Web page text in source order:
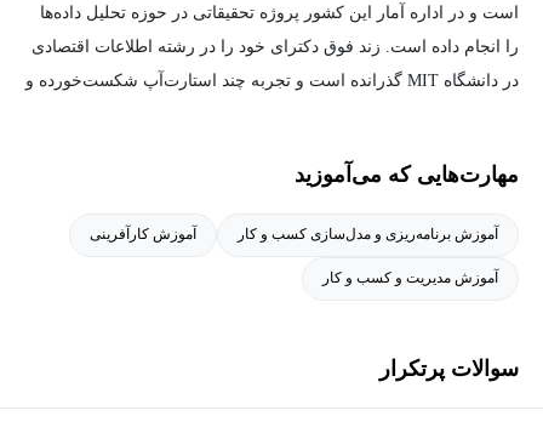
است و در اداره آمار این کشور پروژه تحقیقاتی در حوزه تحلیل داده‌ها
را انجام داده است. زند فوق دکترای خود را در رشته اطلاعات اقتصادی
در دانشگاه MIT گذرانده است و تجربه چند استارت‌آپ شکست‌خورده و
فعالیت بوده است و در دانشگاه صنعتی شریف و دانشگاه تهران تدریس
مهارت‌هایی که می‌آموزید
آموزش برنامه‌ریزی و مدل‌سازی کسب و کار آموزش کارآفرینی
آموزش مدیریت و کسب و کار
سوالات پرتکرار